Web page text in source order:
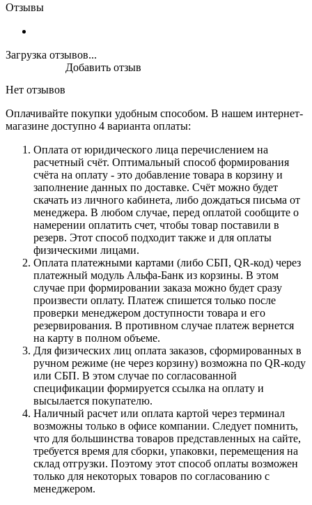
Отзывы
Загрузка отзывов...
Нет отзывов
Добавить отзыв
Оплачивайте покупки удобным способом. В нашем интернет-
магазине доступно 4 варианта оплаты:
Оплата от юридического лица перечислением на
расчетный счёт. Оптимальный способ формирования
счёта на оплату - это добавление товара в корзину и
заполнение данных по доставке. Счёт можно будет
скачать из личного кабинета, либо дождаться письма от
менеджера. В любом случае, перед оплатой сообщите о
намерении оплатить счет, чтобы товар поставили в
резерв. Этот способ подходит также и для оплаты
физическими лицами.
Оплата платежными картами (либо СБП, QR-код) через
платежный модуль Альфа-Банк из корзины. В этом
случае при формировании заказа можно будет сразу
произвести оплату. Платеж спишется только после
проверки менеджером доступности товара и его
резервирования. В противном случае платеж вернется
на карту в полном объеме.
Для физических лиц оплата заказов, сформированных в
ручном режиме (не через корзину) возможна по QR-коду
или СБП. В этом случае по согласованной
спецификации формируется ссылка на оплату и
высылается покупателю.
Наличный расчет или оплата картой через терминал
возможны только в офисе компании. Следует помнить,
что для большинства товаров представленных на сайте,
требуется время для сборки, упаковки, перемещения на
склад отгрузки. Поэтому этот способ оплаты возможен
только для некоторых товаров по согласованию с
менеджером.